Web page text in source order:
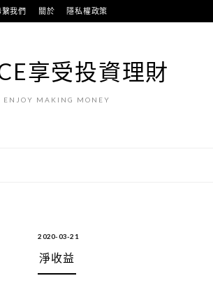
繫我們 關於 隱私權政策
享受投資理財
ENJOY MAKING MONEY
2020-03-21
淨收益